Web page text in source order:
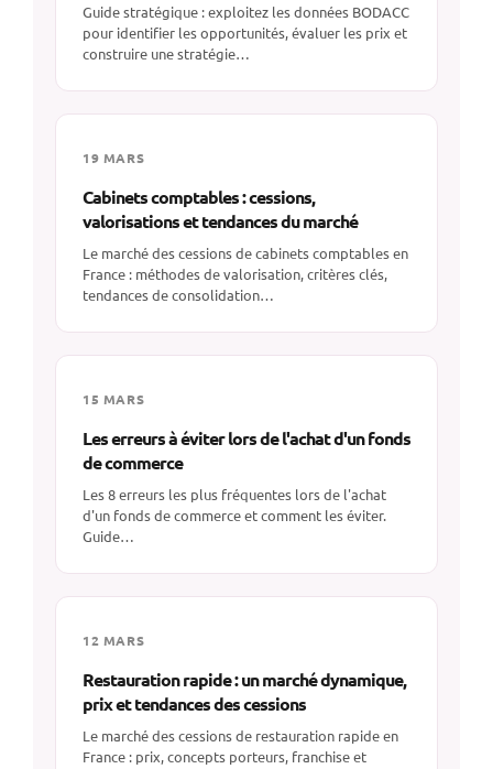
Guide stratégique : exploitez les données BODACC
pour identifier les opportunités, évaluer les prix et
construire une stratégie…
19 MARS
Cabinets comptables : cessions,
valorisations et tendances du marché
Le marché des cessions de cabinets comptables en
France : méthodes de valorisation, critères clés,
tendances de consolidation…
15 MARS
Les erreurs à éviter lors de l'achat d'un fonds
de commerce
Les 8 erreurs les plus fréquentes lors de l'achat
d'un fonds de commerce et comment les éviter.
Guide…
12 MARS
Restauration rapide : un marché dynamique,
prix et tendances des cessions
Le marché des cessions de restauration rapide en
France : prix, concepts porteurs, franchise et